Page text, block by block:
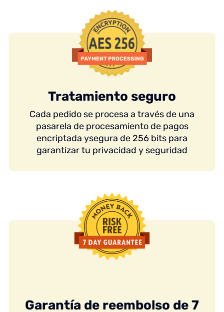
Tratamiento seguro
Cada pedido se procesa a través de una
pasarela de procesamiento de pagos
encriptada ysegura de 256 bits para
garantizar tu privacidad y seguridad
Garantía de reembolso de 7